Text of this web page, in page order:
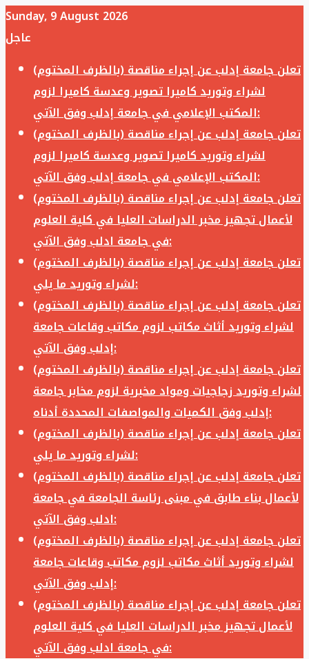
Sunday, 9 August 2026
عاجل
تعلن جامعة إدلب عن إجراء مناقصة (بالظرف المختوم)
لشراء وتوريد كاميرا تصوير وعدسة كاميرا لزوم
المكتب الإعلامي في جامعة إدلب وفق الآتي:
تعلن جامعة إدلب عن إجراء مناقصة (بالظرف المختوم)
لشراء وتوريد كاميرا تصوير وعدسة كاميرا لزوم
المكتب الإعلامي في جامعة إدلب وفق الآتي:
تعلن جامعة إدلب عن إجراء مناقصة (بالظرف المختوم)
لأعمال تجهيز مخبر الدراسات العليا في كلية العلوم
في جامعة ادلب وفق الآتي:
تعلن جامعة إدلب عن إجراء مناقصة (بالظرف المختوم)
لشراء وتوريد ما يلي:
تعلن جامعة إدلب عن إجراء مناقصة (بالظرف المختوم)
لشراء وتوريد أثاث مكاتب لزوم مكاتب وقاعات جامعة
إدلب وفق الآتي:
تعلن جامعة إدلب عن إجراء مناقصة (بالظرف المختوم)
لشراء وتوريد زجاجيات ومواد مخبرية لزوم مخابر جامعة
إدلب وفق الكميات والمواصفات المحددة أدناه:
تعلن جامعة إدلب عن إجراء مناقصة (بالظرف المختوم)
لشراء وتوريد ما يلي:
تعلن جامعة إدلب عن إجراء مناقصة (بالظرف المختوم)
لأعمال بناء طابق في مبنى رئاسة الجامعة في جامعة
ادلب وفق الآتي:
تعلن جامعة إدلب عن إجراء مناقصة (بالظرف المختوم)
لشراء وتوريد أثاث مكاتب لزوم مكاتب وقاعات جامعة
إدلب وفق الآتي:
تعلن جامعة إدلب عن إجراء مناقصة (بالظرف المختوم)
لأعمال تجهيز مخبر الدراسات العليا في كلية العلوم
في جامعة ادلب وفق الآتي: